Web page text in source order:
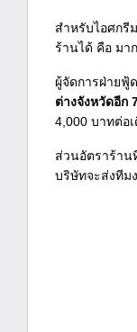
สำหรับไอศกรี
ร้านได้ คือ มา
ผู้จัดการฝ่ายฟู้
ต่างจังหวัดอีก
4,000 บาทต่อ
ส่วนอัตราร้าน
บริษัทจะส่งทีม